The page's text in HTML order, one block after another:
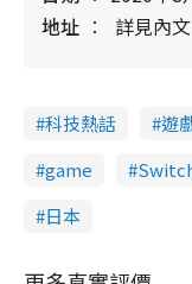
地址
詳見內文
科技熱話 遊
game
日本